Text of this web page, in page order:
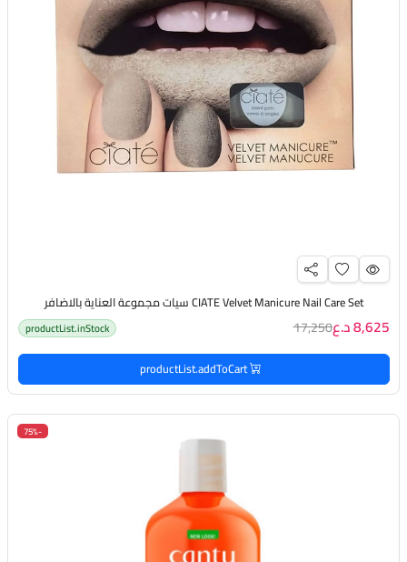
CIATE Velvet Manicure Nail Care Set سيات مجموعة العناية بالاضافر
8,625 د.ع 17,250
productList.inStock
productList.addToCart
-75%